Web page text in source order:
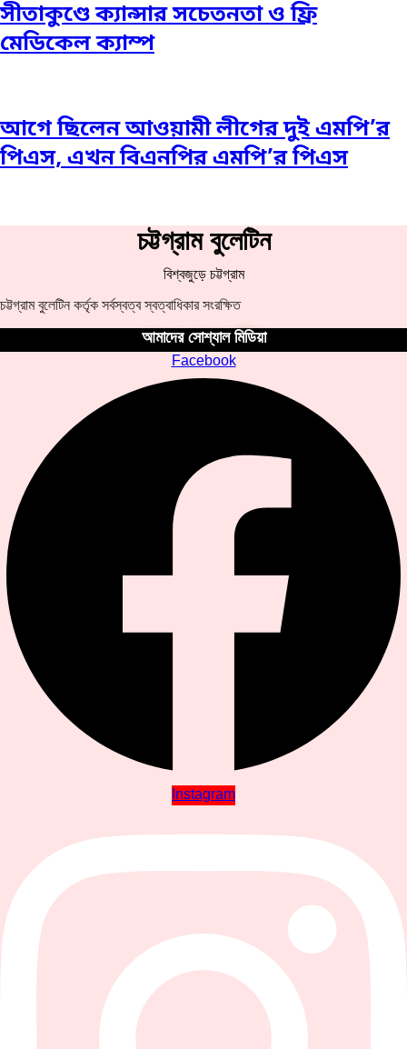
সীতাকুণ্ডে ক্যান্সার সচেতনতা ও ফ্রি
মেডিকেল ক্যাম্প
আগে ছিলেন আওয়ামী লীগের দুই এমপি’র
পিএস, এখন বিএনপির এমপি’র পিএস
চট্টগ্রাম বুলেটিন
বিশ্বজুড়ে চট্টগ্রাম
চট্টগ্রাম বুলেটিন কর্তৃক সর্বস্বত্ব স্বত্বাধিকার সংরক্ষিত
আমাদের সোশ্যাল মিডিয়া
Facebook
Instagram